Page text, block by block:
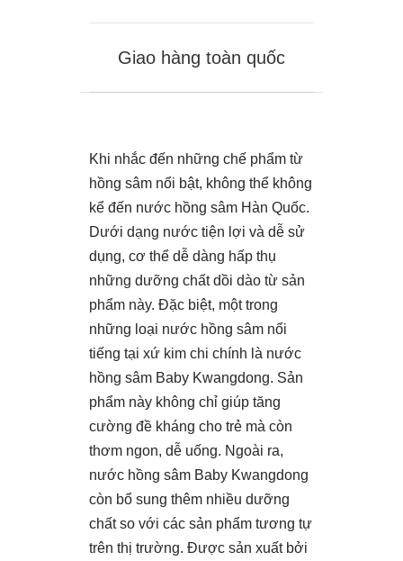
Giao hàng toàn quốc
Khi nhắc đến những chế phẩm từ
hồng sâm nổi bật, không thể không
kể đến nước hồng sâm Hàn Quốc.
Dưới dạng nước tiện lợi và dễ sử
dụng, cơ thể dễ dàng hấp thụ
những dưỡng chất dồi dào từ sản
phẩm này. Đặc biệt, một trong
những loại nước hồng sâm nổi
tiếng tại xứ kim chi chính là nước
hồng sâm Baby Kwangdong. Sản
phẩm này không chỉ giúp tăng
cường đề kháng cho trẻ mà còn
thơm ngon, dễ uống. Ngoài ra,
nước hồng sâm Baby Kwangdong
còn bổ sung thêm nhiều dưỡng
chất so với các sản phẩm tương tự
trên thị trường. Được sản xuất bởi